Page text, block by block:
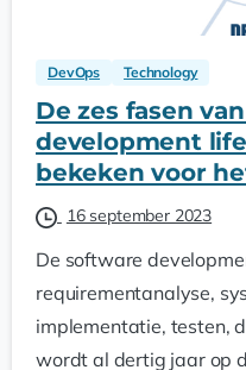
DevOps Technology
De zes fasen
development
bekeken voor
16 september 2023
De software
requirementanalyse,
implementatie, testen,
wordt al dertig jaar op